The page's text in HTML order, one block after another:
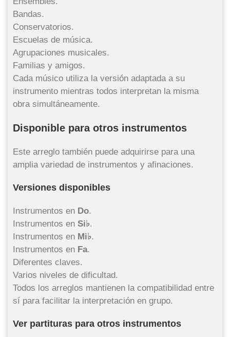
Bandas.
Conservatorios.
Escuelas de música.
Agrupaciones musicales.
Familias y amigos.
Cada músico utiliza la versión adaptada a su
instrumento mientras todos interpretan la misma
obra simultáneamente.
Disponible para otros instrumentos
Este arreglo también puede adquirirse para una
amplia variedad de instrumentos y afinaciones.
Versiones disponibles
Instrumentos en Do.
Instrumentos en Si♭.
Instrumentos en Mi♭.
Instrumentos en Fa.
Diferentes claves.
Varios niveles de dificultad.
Todos los arreglos mantienen la compatibilidad entre
sí para facilitar la interpretación en grupo.
Ver partituras para otros instrumentos